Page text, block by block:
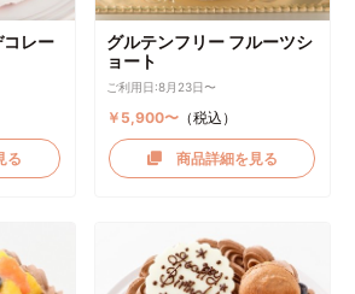
レー
る
グルテンフリー フルーツシ
ョート
ご利用日:8月23日〜
￥5,900〜 （税込）
商品詳細を見る